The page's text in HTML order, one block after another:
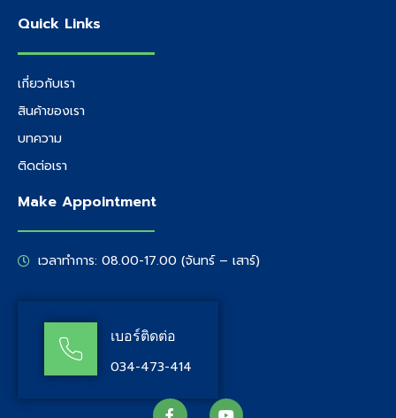
Quick Links
เกี่ยวกับเรา
สินค้าของเรา
บทความ
ติดต่อเรา
Make Appointment
เวลาทำการ: 08.00-17.00 (จันทร์ – เสาร์)
เบอร์ติดต่อ
034-473-414